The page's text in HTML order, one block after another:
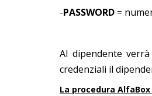
-PASSWORD =
Al dipendente
credenziali il
La procedura